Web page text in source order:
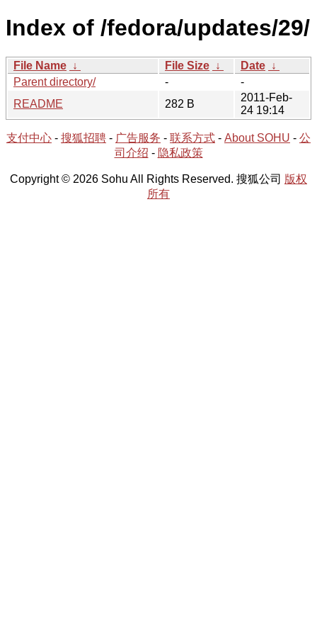
Index of /fedora/updates/29/
File Name ↓ File Size ↓ Date ↓
Parent directory/
-
-
README
282 B
2011-Feb-
24 19:14
支付中心 - 搜狐招聘 - 广告服务 - 联系方式 - About SOHU - 公
司介绍 - 隐私政策
Copyright © 2026 Sohu All Rights Reserved. 搜狐公司 版权
所有